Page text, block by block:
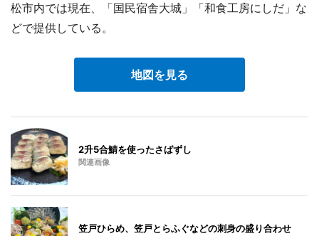
松市内では現在、「国民宿舎大城」「和食工房にしだ」な
どで提供している。
地図を見る
2升5合鯖を使ったさばずし
関連画像
笠戸ひらめ、笠戸とらふぐなどの刺身の盛り合わせ